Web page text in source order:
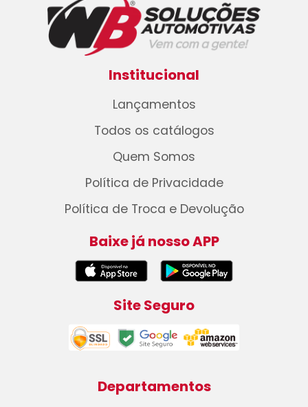
Institucional
Lançamentos
Todos os catálogos
Quem Somos
Política de Privacidade
Política de Troca e Devolução
Baixe já nosso APP
Site Seguro
Departamentos